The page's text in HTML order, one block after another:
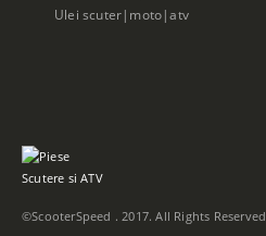
Ulei scuter|moto|atv
©ScooterSpeed . 2017. All Rights Reserved